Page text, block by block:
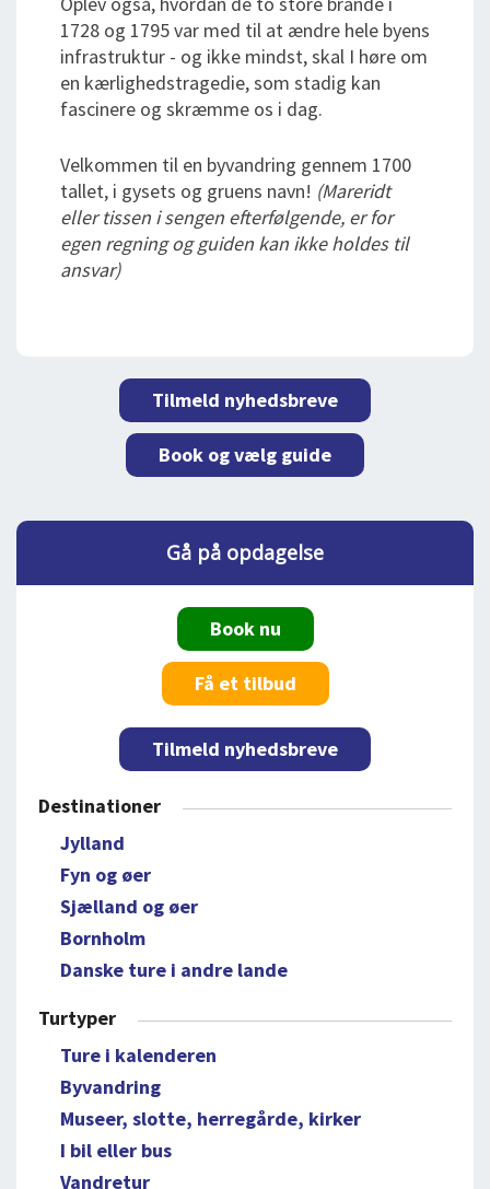
1728 og 1795 var med til at ændre hele byens
infrastruktur - og ikke mindst, skal I høre om
en kærlighedstragedie, som stadig kan
fascinere og skræmme os i dag.
Velkommen til en byvandring gennem 1700
tallet, i gysets og gruens navn! (Mareridt
eller tissen i sengen efterfølgende, er for
egen regning og guiden kan ikke holdes til
ansvar)
Tilmeld nyhedsbreve
Book og vælg guide
Gå på opdagelse
Book nu
Få et tilbud
Tilmeld nyhedsbreve
Destinationer
Jylland
Fyn og øer
Sjælland og øer
Bornholm
Danske ture i andre lande
Turtyper
Ture i kalenderen
Byvandring
Museer, slotte, herregårde, kirker
I bil eller bus
Vandretur